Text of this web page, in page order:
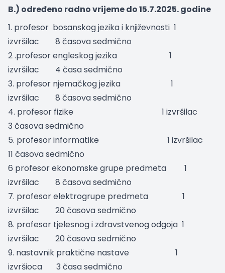
B.) određeno radno vrijeme do 15.7.2025. godine
1. profesor bosanskog jezika i književnosti 1
izvršilac
8 časova sedmično
2 .profesor engleskog jezika
1
izvršilac
4 časa sedmično
3. profesor njemačkog jezika
1
izvršilac
8 časova sedmično
4. profesor fizike
1 izvršilac
3 časova sedmično
5. profesor informatike
1 izvršilac
11 časova sedmično
6 profesor ekonomske grupe predmeta
1
izvršilac
8 časova sedmično
7. profesor elektrogrupe predmeta
1
izvršilac
20 časova sedmično
8. profesor tjelesnog i zdravstvenog odgoja 1
izvršilac
20 časova sedmično
9. nastavnik praktične nastave
1
izvršioca
3 časa sedmično